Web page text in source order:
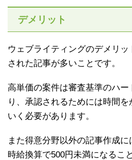
デメリット
ウェブライティングのデメリ
された記事が多いことです。
高単価の案件は審査基準のハ
り、承認されるためには時間
いく必要があります。
また得意分野以外の記事作成に
時給換算で500円未満になるこ